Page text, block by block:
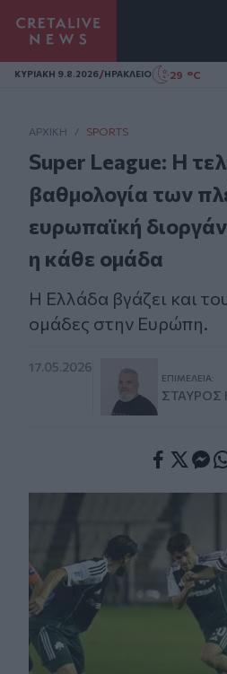
Homepage
ΚΥΡΙΑΚΗ 9.8.2026/ΗΡΑΚΛΕΙΟ 29 °C
ΑΡΧΙΚΗ / SPORTS
Super League: Η
βαθμολογία των
ευρωπαϊκή
η κάθε ομάδα
Η Ελλάδα βγάζει και
ομάδες στην Ευρώπη.
17.05.2026
ΕΠΙΜΈΛΕΙΑ:
ΣΤΑΎΡΟΣ